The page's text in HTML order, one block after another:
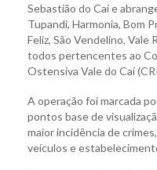
Sebastião do Caí e
Tupandi, Harmonia, Bom
Feliz, São Vendelino, Vale
todos pertencentes ao
Ostensiva Vale do Caí
A operação foi marcada
pontos base de
maior incidência de
veículos e